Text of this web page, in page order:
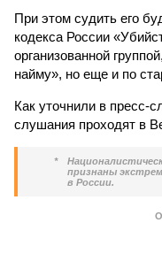
При этом судить его
кодекса России
организованной
найму», но еще и по
Как уточнили в пресс-
слушания проходят в
*
признаны
в России.